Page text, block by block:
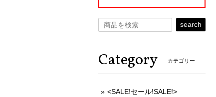
search
Category カテゴリー
<SALE!セール!SALE!>